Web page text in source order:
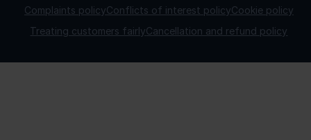
Complaints policyConflicts of interest policyCookie policy
Treating customers fairlyCancellation and refund policy